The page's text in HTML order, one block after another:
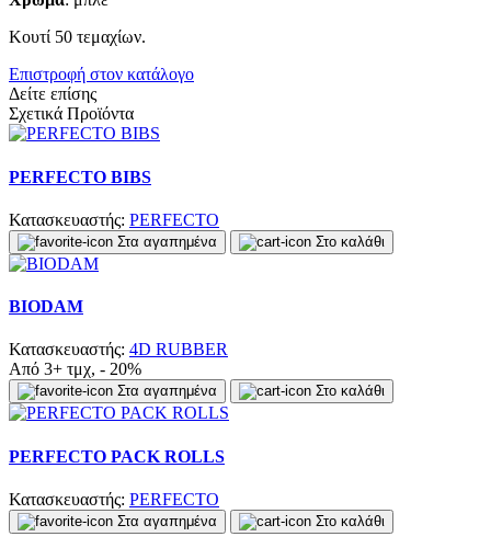
Κουτί 50 τεμαχίων.
Επιστροφή στον κατάλογο
Δείτε επίσης
Σχετικά Προϊόντα
PERFECTO BIBS
Κατασκευαστής: PERFECTO
Στα αγαπημένα Στο καλάθι
BIODAM
Κατασκευαστής: 4D RUBBER
Από 3+ τμχ, - 20%
Στα αγαπημένα Στο καλάθι
PERFECTO PACK ROLLS
Κατασκευαστής: PERFECTO
Στα αγαπημένα Στο καλάθι